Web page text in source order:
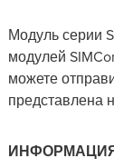
Модуль серии
модулей
можете
представлена
ИНФОРМАЦИЯ